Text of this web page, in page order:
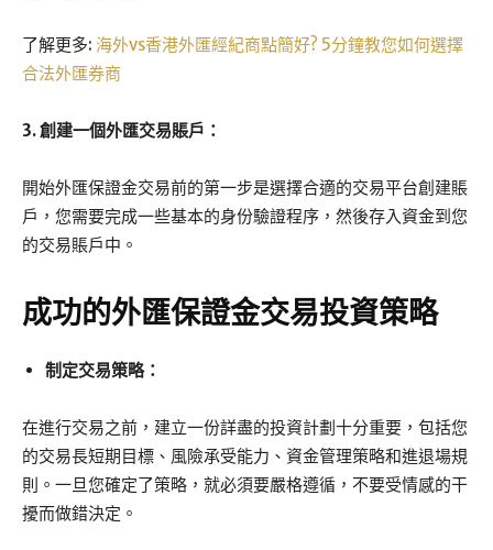
了解更多: 海外vs香港外匯經紀商點簡好? 5分鐘教您如何選擇
合法外匯券商
3. 創建一個外匯交易賬戶：
開始外匯保證金交易前的第一步是選擇合適的交易平台創建賬
戶，您需要完成一些基本的身份驗證程序，然後存入資金到您
的交易賬戶中。
成功的外匯保證金交易投資策略
制定交易策略：
在進行交易之前，建立一份詳盡的投資計劃十分重要，包括您
的交易長短期目標、風險承受能力、資金管理策略和進退場規
則。一旦您確定了策略，就必須要嚴格遵循，不要受情感的干
擾而做錯決定。